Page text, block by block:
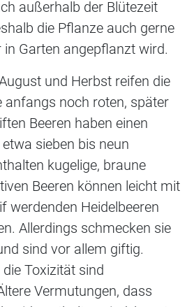
außerhalb der Blütezeit
die Pflanze auch gerne
Garten angepflanzt wird.
und Herbst reifen die
anfangs noch roten, später
Beeren haben einen
sieben bis neun
kugelige, braune
Beeren können leicht mit
werdenden Heidelbeeren
Allerdings schmecken sie
sind vor allem giftig.
Toxizität sind
Vermutungen, dass